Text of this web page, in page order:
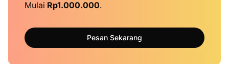
Mulai Rp1.000.000.
Pesan Sekarang